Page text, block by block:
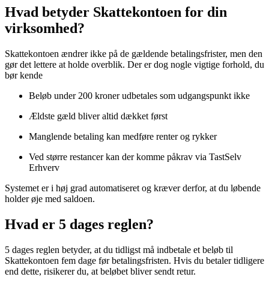
Hvad betyder Skattekontoen for din
virksomhed?
Skattekontoen ændrer ikke på de gældende betalingsfrister, men den
gør det lettere at holde overblik. Der er dog nogle vigtige forhold, du
bør kende
Beløb under 200 kroner udbetales som udgangspunkt ikke
Ældste gæld bliver altid dækket først
Manglende betaling kan medføre renter og rykker
Ved større restancer kan der komme påkrav via TastSelv
Erhverv
Systemet er i høj grad automatiseret og kræver derfor, at du løbende
holder øje med saldoen.
Hvad er 5 dages reglen?
5 dages reglen betyder, at du tidligst må indbetale et beløb til
Skattekontoen fem dage før betalingsfristen. Hvis du betaler tidligere
end dette, risikerer du, at beløbet bliver sendt retur.